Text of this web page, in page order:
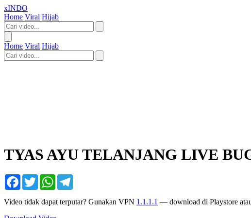
xINDO
Home Viral Hijab
Home Viral Hijab
TYAS AYU TELANJANG LIVE
Facebook
TwitterWhatsApp
Video tidak dapat terputar? Gunakan VPN 1.1.1.1 — download di Playstore